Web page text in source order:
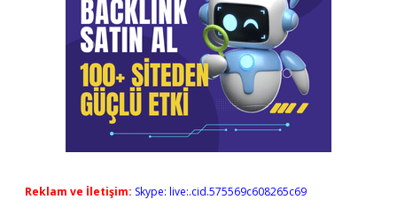
Reklam ve İletişim: Skype: live:.cid.575569c608265c69